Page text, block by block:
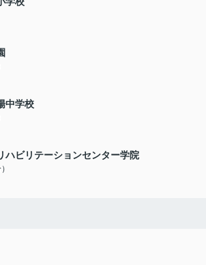
中学校
ハビリテーションセンター学院